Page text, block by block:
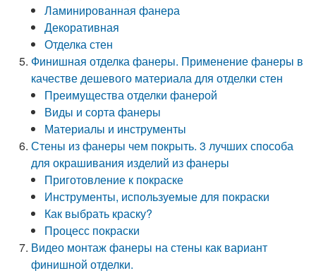
Ламинированная фанера
Декоративная
Отделка стен
Финишная отделка фанеры. Применение фанеры в
качестве дешевого материала для отделки стен
Преимущества отделки фанерой
Виды и сорта фанеры
Материалы и инструменты
Стены из фанеры чем покрыть. 3 лучших способа
для окрашивания изделий из фанеры
Приготовление к покраске
Инструменты, используемые для покраски
Как выбрать краску?
Процесс покраски
Видео монтаж фанеры на стены как вариант
финишной отделки.